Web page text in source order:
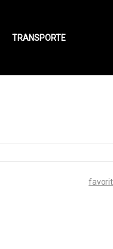
TRANSPORTE